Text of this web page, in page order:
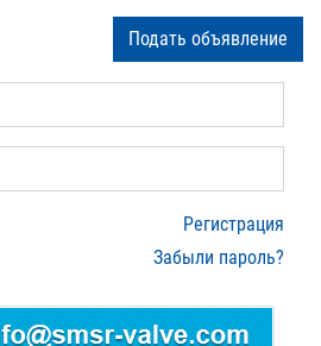
Подать объявление
Регистрация
Забыли пароль?